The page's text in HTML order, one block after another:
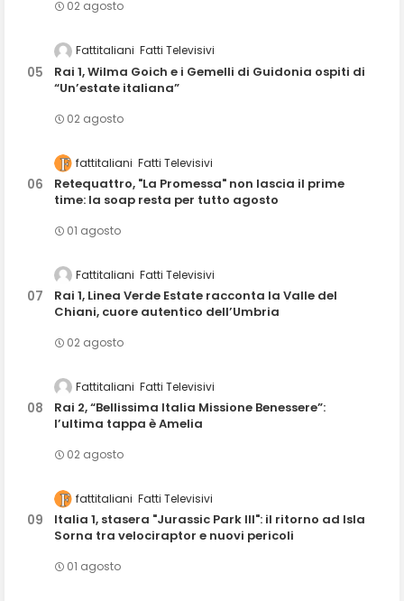
02 agosto
Fattitaliani Fatti Televisivi
Rai 1, Wilma Goich e i Gemelli di Guidonia ospiti di
“Un’estate italiana”
02 agosto
fattitaliani Fatti Televisivi
Retequattro, "La Promessa" non lascia il prime
time: la soap resta per tutto agosto
01 agosto
Fattitaliani Fatti Televisivi
Rai 1, Linea Verde Estate racconta la Valle del
Chiani, cuore autentico dell’Umbria
02 agosto
Fattitaliani Fatti Televisivi
Rai 2, “Bellissima Italia Missione Benessere”:
l’ultima tappa è Amelia
02 agosto
fattitaliani Fatti Televisivi
Italia 1, stasera "Jurassic Park III": il ritorno ad Isla
Sorna tra velociraptor e nuovi pericoli
01 agosto